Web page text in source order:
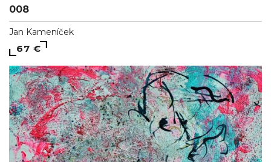
008
Jan Kameníček
67 €